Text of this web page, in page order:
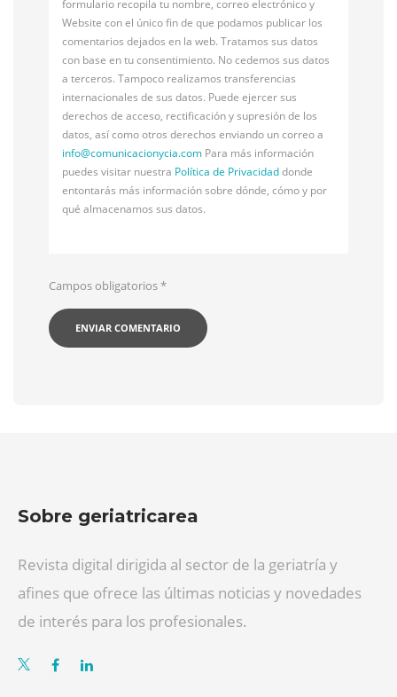
formulario recopila tu nombre, correo electrónico y
Website con el único fin de que podamos publicar los
comentarios dejados en la web. Tratamos sus datos
con base en tu consentimiento. No cedemos sus datos
a terceros. Tampoco realizamos transferencias
internacionales de sus datos. Puede ejercer sus
derechos de acceso, rectificación y supresión de los
datos, así como otros derechos enviando un correo a
info@comunicacionycia.com Para más información
puedes visitar nuestra Política de Privacidaddonde
entontarás más información sobre dónde, cómo y por
qué almacenamos sus datos.
Campos obligatorios*
Sobre geriatricarea
Revista digital dirigida al sector de la geriatría y
afines que ofrece las últimas noticias y novedades
de interés para los profesionales.